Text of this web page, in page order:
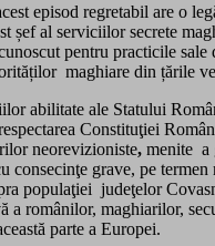
episod regretabil are o
șef al serviciilor secrete
pentru practicile sale
maghiare din țările
abilitate ale Statului
Constituţiei
neorevizioniste, menite a
consecinţe grave, pe termen
populaţiei judeţelor
a românilor, maghiarilor,
parte a Europei.